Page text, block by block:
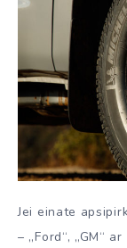
Jei einate
– „Ford“, „GM“